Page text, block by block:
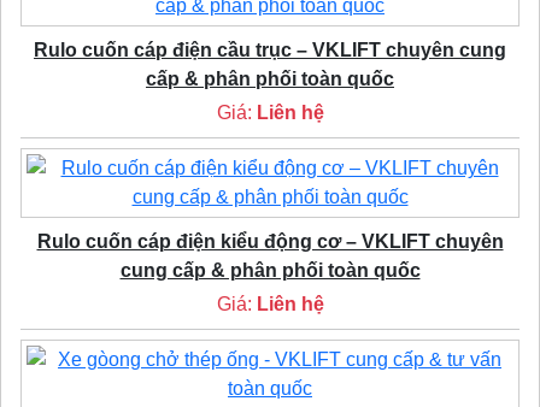
Rulo cuốn cáp điện cầu trục – VKLIFT chuyên cung
cấp & phân phối toàn quốc
Giá: Liên hệ
Rulo cuốn cáp điện kiểu động cơ – VKLIFT chuyên
cung cấp & phân phối toàn quốc
Giá: Liên hệ